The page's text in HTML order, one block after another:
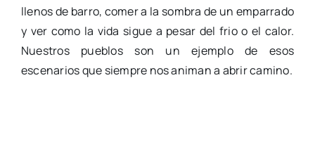
llenos de barro, comer a la sombra de un emparrado
y ver como la vida sigue a pesar del frio o el calor.
Nuestros pueblos son un ejemplo de esos
escenarios que siempre nos animan a abrir camino.